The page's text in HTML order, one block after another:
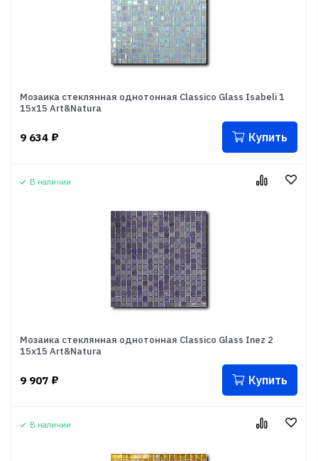
Мозаика стеклянная однотонная Classico Glass Isabeli 1
15x15 Art&Natura
9 634 ₽ Купить
В наличии
Мозаика стеклянная однотонная Classico Glass Inez 2
15x15 Art&Natura
9 907 ₽ Купить
В наличии